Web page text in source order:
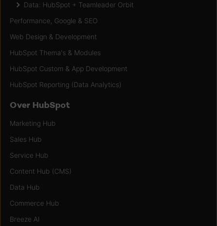
Data: HubSpot + Teamleader Orbit
Performance, Google & SEO
Web Design & Development
HubSpot Thema's & Modules
HubSpot Custom & App Development
HubSpot Reporting (Data Analytics)
Over HubSpot
Marketing Hub
Sales Hub
Service Hub
Content Hub (CMS)
Data Hub
Commerce Hub
Breeze AI